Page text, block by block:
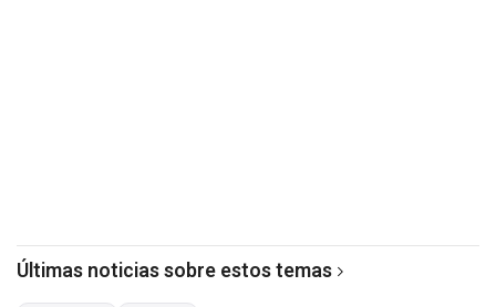
Últimas noticias sobre estos temas